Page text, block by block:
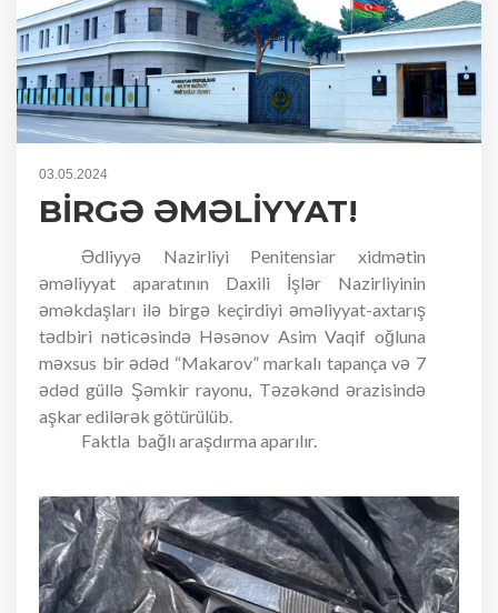
03.05.2024
BİRGƏ ƏMƏLİYYAT!
Ədliyyə Nazirliyi Penitensiar xidmətin
əməliyyat aparatının Daxili İşlər Nazirliyinin
əməkdaşları ilə birgə keçirdiyi əməliyyat-axtarış
tədbiri nəticəsində Həsənov Asim Vaqif oğluna
məxsus bir ədəd “Makarov” markalı tapança və 7
ədəd güllə Şəmkir rayonu, Təzəkənd ərazisində
aşkar edilərək götürülüb.
Faktla bağlı araşdırma aparılır.